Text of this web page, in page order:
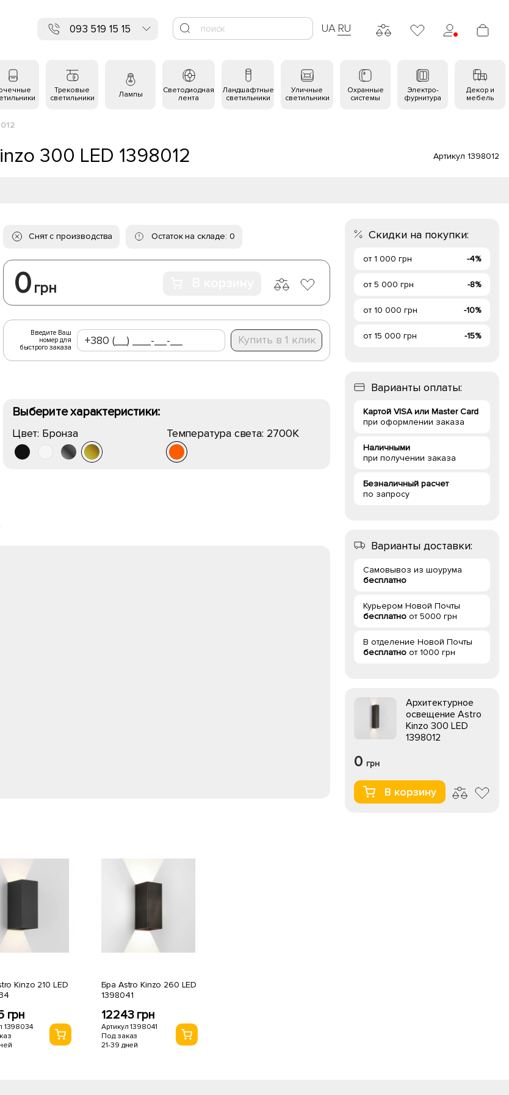
093 519 15 15 UA RU
Трековые
светильники
Лампы
Светодиодная
лента
Ландшафтные
светильники
Уличные
светильники
Охранные
системы
Электро-
фурнитура
Декор и
мебель
300 LED 1398012 Артикул 1398012
Снят с производства Остаток на складе: 0
0 грн
Введите Ваш
номер для
быстрого заказа
Купить в 1 клик
Выберите характеристики:
Цвет: Бронза Температура света: 2700K
Kinzo 210 LED
грн
1398034
Бра Astro Kinzo 260 LED
1398041
12243 грн
Артикул 1398041
Под заказ
21-39 дней
Скидки на покупки:
от 1 000 грн -4%
от 5 000 грн -8%
от 10 000 грн -10%
от 15 000 грн -15%
Варианты оплаты:
Картой VISA или Master Card
при оформлении заказа
Наличными
при получении заказа
Безналичный расчет
по запросу
Варианты доставки:
Самовывоз из шоурума
бесплатно
Курьером Новой Почты
бесплатно от 5000 грн
В отделение Новой Почты
бесплатно от 1000 грн
Архитектурное
освещение Astro
Kinzo 300 LED
1398012
0 грн
В корзину